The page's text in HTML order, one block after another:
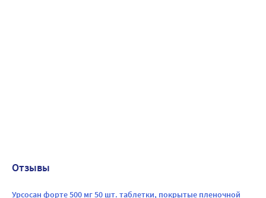
Отзывы
Урсосан форте 500 мг 50 шт. таблетки, покрытые пленочной